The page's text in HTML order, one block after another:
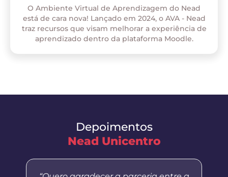
O Ambiente Virtual de Aprendizagem do Nead
está de cara nova! Lançado em 2024, o AVA - Nead
traz recursos que visam melhorar a experiência de
aprendizado dentro da plataforma Moodle.
Depoimentos
Nead Unicentro